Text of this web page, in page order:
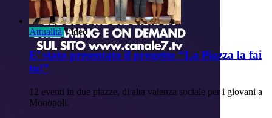
Attualità Video
E’ stato presentato il progetto “La Piazza la fai
tu!”
12 eventi in due piazze, di alta valenza sociale per i giovani a
Monopoli.